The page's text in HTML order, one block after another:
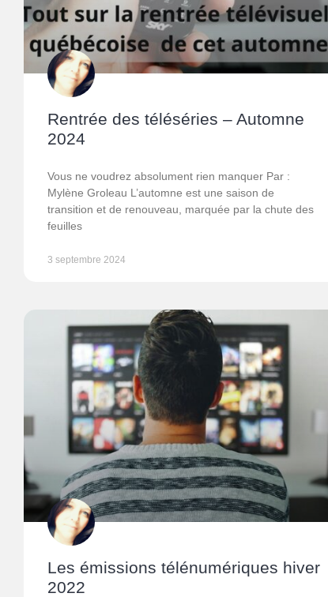
Rentrée des téléséries – Automne
2024
Vous ne voudrez absolument rien manquer Par :
Mylène Groleau L’automne est une saison de
transition et de renouveau, marquée par la chute des
feuilles
3 septembre 2024
Les émissions télénumériques hiver
2022